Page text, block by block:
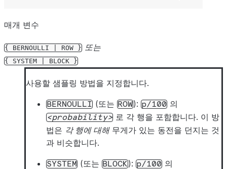
매개 변수
{ BERNOULLI ROW } 또는
{ SYSTEM BLOCK }
사용할 샘플링 방법을 지정합니다.
BERNOULLI (또는 ROW): p/100 의
probability
로 각 행을 포함합니다. 이 방
법은 각 행에 대해무게가 있는 동전을 던지는 것
과 비슷합니다.
SYSTEM (또는 BLOCK): p/100 의